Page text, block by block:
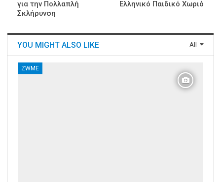
για την Πολλαπλή
Σκλήρυνση
Ελληνικό Παιδικό Χωριό
All
YOU MIGHT ALSO LIKE
ZWME